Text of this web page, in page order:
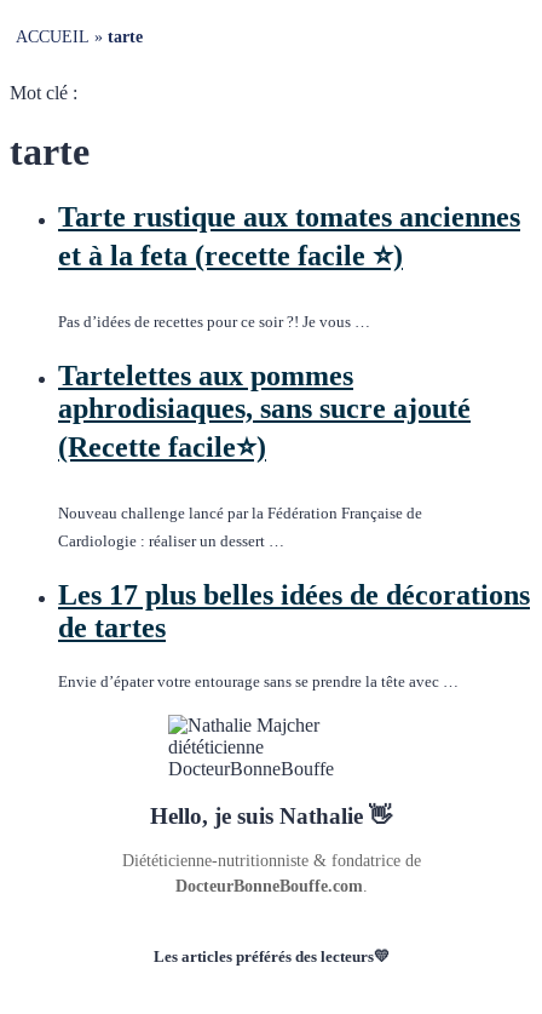
ACCUEIL » tarte
Mot clé :
tarte
Tarte rustique aux tomates anciennes
et à la feta (recette facile ⭐)
Pas d’idées de recettes pour ce soir ?! Je vous …
Tartelettes aux pommes
aphrodisiaques, sans sucre ajouté
(Recette facile⭐)
Nouveau challenge lancé par la Fédération Française de
Cardiologie : réaliser un dessert …
Les 17 plus belles idées de décorations
de tartes
Envie d’épater votre entourage sans se prendre la tête avec …
Hello, je suis Nathalie 👋
Diététicienne-nutritionniste & fondatrice de
DocteurBonneBouffe.com.
Les articles préférés des lecteurs💛